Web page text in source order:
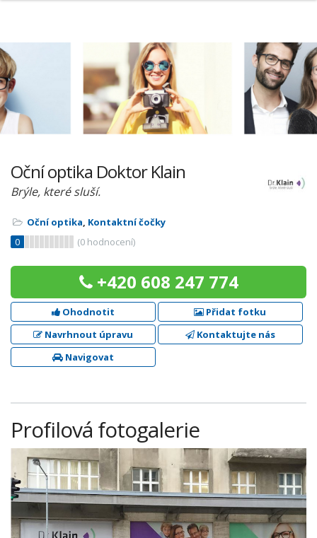
Oční optika Doktor Klain
Brýle, které sluší.
Oční optika, Kontaktní čočky
0
(0 hodnocení)
+420 608 247 774
Ohodnotit
Přidat fotku
Navrhnout úpravu
Kontaktujte nás
Navigovat
Profilová fotogalerie